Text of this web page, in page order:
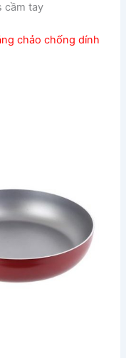
cầm tay
chảo chống dính